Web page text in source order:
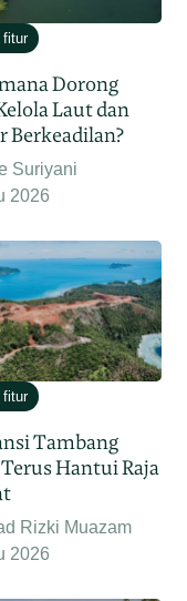
fitur
Dorong
Laut dan
Berkeadilan?
Suriyani
2026
fitur
Tambang
Hantui Raja
Rizki Muazam
2026